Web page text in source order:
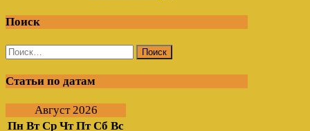
Поиск
Найти:
Статьи по датам
Август 2026
Пн Вт Ср Чт Пт Сб Вс